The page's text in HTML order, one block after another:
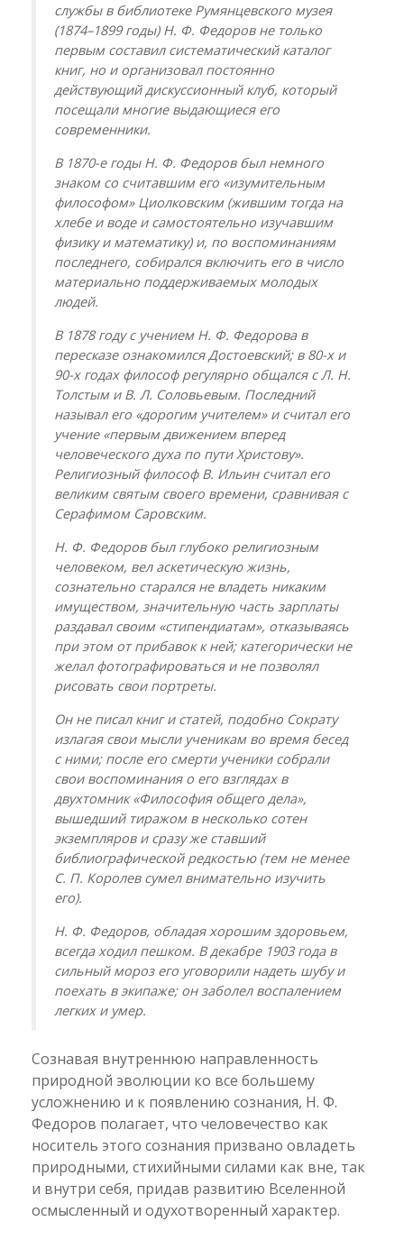
службы в библиотеке Румянцевского музея
(1874–1899 годы) Н. Ф. Федоров не только
первым составил систематический каталог
книг, но и организовал постоянно
действующий дискуссионный клуб, который
посещали многие выдающиеся его
современники.
В 1870-е годы Н. Ф. Федоров был немного
знаком со считавшим его «изумительным
философом» Циолковским (жившим тогда на
хлебе и воде и самостоятельно изучавшим
физику и математику) и, по воспоминаниям
последнего, собирался включить его в число
материально поддерживаемых молодых
людей.
В 1878 году с учением Н. Ф. Федорова в
пересказе ознакомился Достоевский; в 80-х и
90-х годах философ регулярно общался с Л. Н.
Толстым и В. Л. Соловьевым. Последний
называл его «дорогим учителем» и считал его
учение «первым движением вперед
человеческого духа по пути Христову».
Религиозный философ В. Ильин считал его
великим святым своего времени, сравнивая с
Серафимом Саровским.
Н. Ф. Федоров был глубоко религиозным
человеком, вел аскетическую жизнь,
сознательно старался не владеть никаким
имуществом, значительную часть зарплаты
раздавал своим «стипендиатам», отказываясь
при этом от прибавок к ней; категорически не
желал фотографироваться и не позволял
рисовать свои портреты.
Он не писал книг и статей, подобно Сократу
излагая свои мысли ученикам во время бесед
с ними; после его смерти ученики собрали
свои воспоминания о его взглядах в
двухтомник «Философия общего дела»,
вышедший тиражом в несколько сотен
экземпляров и сразу же ставший
библиографической редкостью (тем не менее
С. П. Королев сумел внимательно изучить
его).
Н. Ф. Федоров, обладая хорошим здоровьем,
всегда ходил пешком. В декабре 1903 года в
сильный мороз его уговорили надеть шубу и
поехать в экипаже; он заболел воспалением
легких и умер.
Сознавая внутреннюю направленность
природной эволюции ко все большему
усложнению и к появлению сознания, Н. Ф.
Федоров полагает, что человечество как
носитель этого сознания призвано овладеть
природными, стихийными силами как вне, так
и внутри себя, придав развитию Вселенной
осмысленный и одухотворенный характер.